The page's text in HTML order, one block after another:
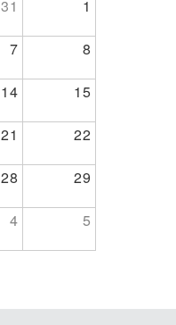
31 1
7 8
14 15
21 22
28 29
4 5